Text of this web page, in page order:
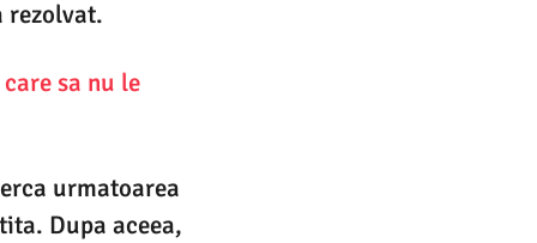
rezolvat.
sa nu le
urmatoarea
Dupa aceea,